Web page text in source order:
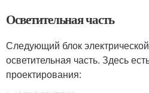
Осветительная часть
Следующий блок
осветительная часть. Здесь
проектирования: